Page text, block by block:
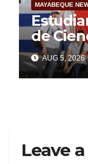
MAYABEQUE
de
AUG 5, 2026
Leave